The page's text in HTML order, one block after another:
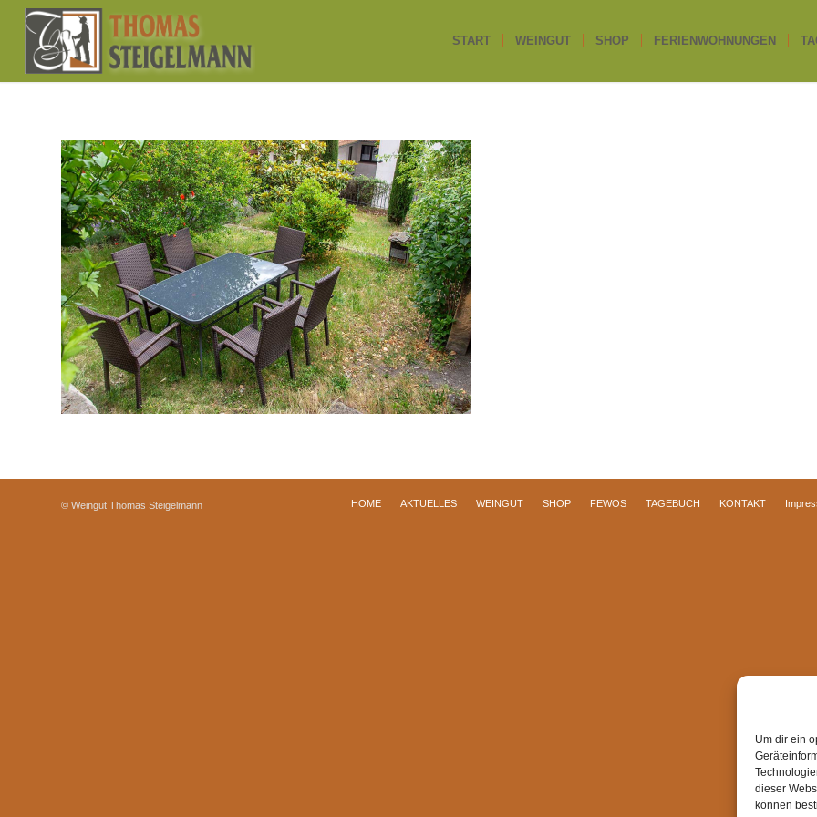
Um dir ein
dieser
können
START WEINGUT SHOP FERIENWOHNUNGEN
© Weingut Thomas Steigelmann HOME AKTUELLES WEINGUT SHOP FEWOS TAGEBUCH KONTAKT